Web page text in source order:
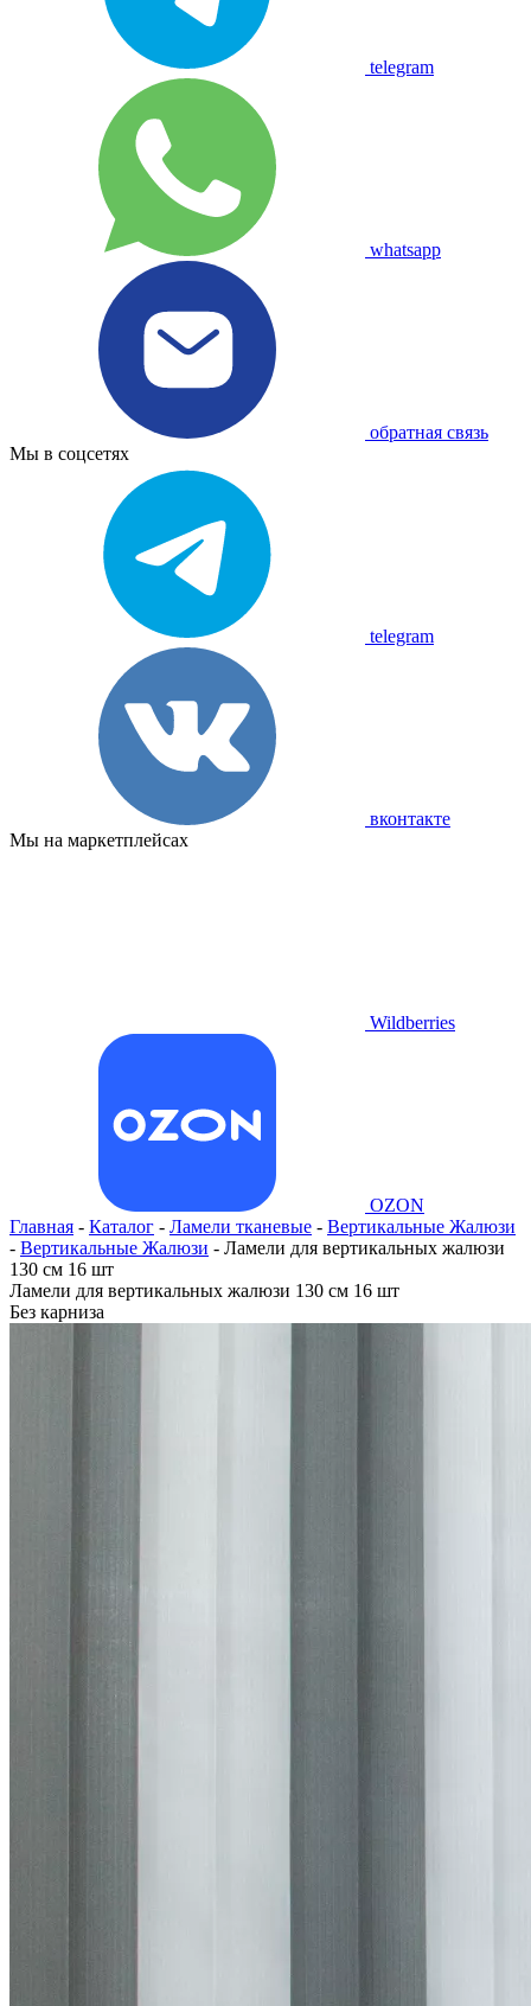
telegram
whatsapp
обратная связь
Мы в соцсетях
telegram
вконтакте
Мы на маркетплейсах
Wildberries
OZON
Главная - Каталог - Ламели тканевые - Вертикальные Жалюзи
- Вертикальные Жалюзи - Ламели для вертикальных жалюзи
130 см 16 шт
Ламели для вертикальных жалюзи 130 см 16 шт
Без карниза